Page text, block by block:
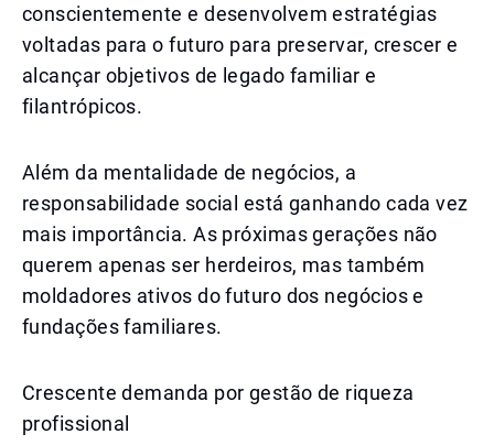
conscientemente e desenvolvem estratégias
voltadas para o futuro para preservar, crescer e
alcançar objetivos de legado familiar e
filantrópicos.
Além da mentalidade de negócios, a
responsabilidade social está ganhando cada vez
mais importância. As próximas gerações não
querem apenas ser herdeiros, mas também
moldadores ativos do futuro dos negócios e
fundações familiares.
Crescente demanda por gestão de riqueza
profissional